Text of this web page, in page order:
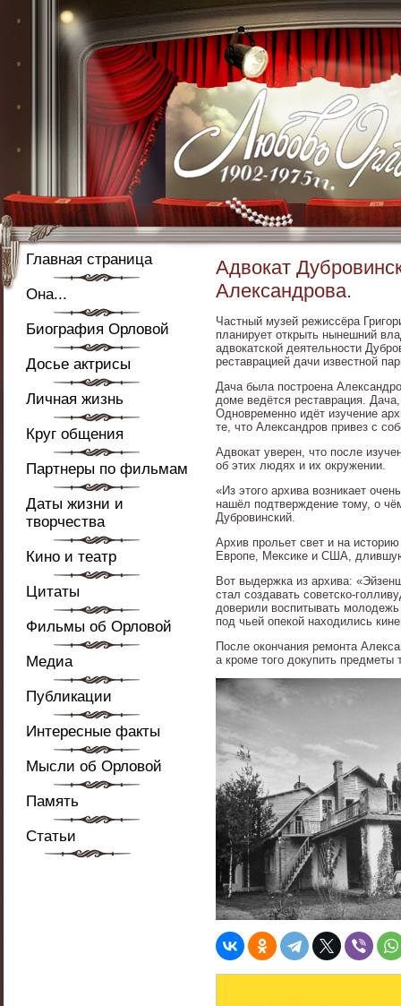
Главная страница
Она...
Биография Орловой
Досье актрисы
Личная жизнь
Круг общения
Партнеры по фильмам
Даты жизни и
творчества
Кино и театр
Цитаты
Фильмы об Орловой
Медиа
Публикации
Интересные факты
Мысли об Орловой
Память
Статьи
Адвокат
Александрова.
Частный музей режиссёра
планирует открыть нынешний
адвокатской деятельности
реставрацией дачи известной
Дача была построена
доме ведётся реставрация.
Одновременно идёт изучение
те, что Александров привез с
Адвокат уверен, что после
об этих людях и их окружении.
«Из этого архива возникает
нашёл подтверждение тому, о
Дубровинский.
Архив прольет свет и на
Европе, Мексике и США,
Вот выдержка из архива:
стал создавать советско-
доверили воспитывать
под чьей опекой находились
После окончания ремонта
а кроме того докупить предметы